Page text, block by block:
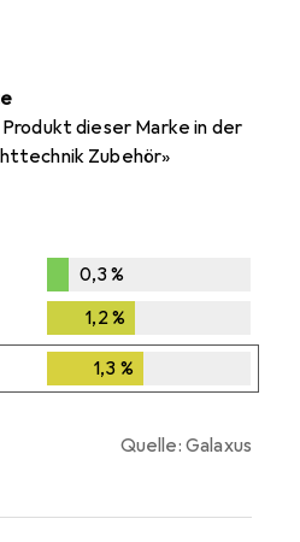
dieser Marke in der
Zubehör»
%
0,3%
1,2%
1,3 %
Quelle: Galaxus